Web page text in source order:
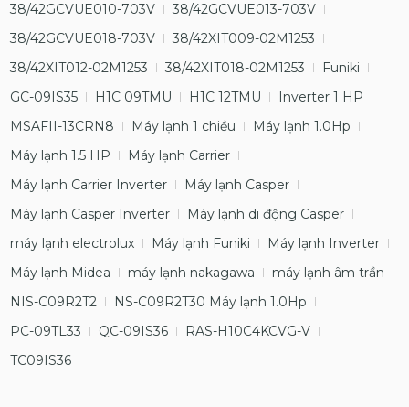
38/42GCVUE010-703V
38/42GCVUE013-703V
38/42GCVUE018-703V
38/42XIT009-02M1253
38/42XIT012-02M1253
38/42XIT018-02M1253
Funiki
GC-09IS35
H1C 09TMU H1C 12TMU
Inverter 1 HP
MSAFII-13CRN8
Máy lạnh 1 chiều
Máy lạnh 1.0Hp
Máy lạnh 1.5 HP
Máy lạnh Carrier
Máy lạnh Carrier Inverter
Máy lạnh Casper
Máy lạnh Casper Inverter
Máy lạnh di động Casper
máy lạnh electrolux
Máy lạnh Funiki
Máy lạnh Inverter
Máy lạnh Midea
máy lạnh nakagawa
máy lạnh âm trần
NIS-C09R2T2
NS-C09R2T30 Máy lạnh 1.0Hp
PC-09TL33
QC-09IS36
RAS-H10C4KCVG-V
TC09IS36